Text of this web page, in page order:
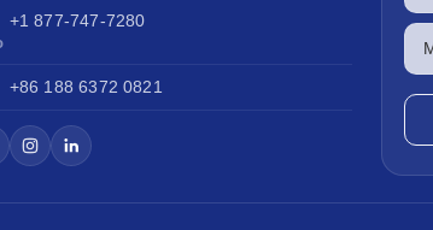
+1 877-747-7280
+86 188 6372 0821